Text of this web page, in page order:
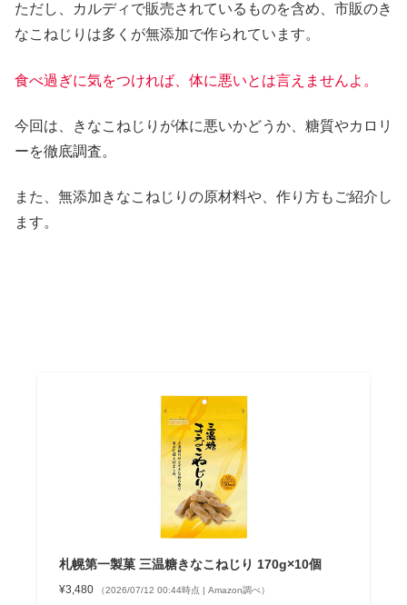
ただし、カルディで販売されているものを含め、市販のき
なこねじりは多くが無添加で作られています。
食べ過ぎに気をつければ、体に悪いとは言えませんよ。
今回は、きなこねじりが体に悪いかどうか、糖質やカロリ
ーを徹底調査。
また、無添加きなこねじりの原材料や、作り方もご紹介し
ます。
札幌第一製菓 三温糖きなこねじり 170g×10個
¥3,480 （2026/07/12 00:44時点 | Amazon調べ）